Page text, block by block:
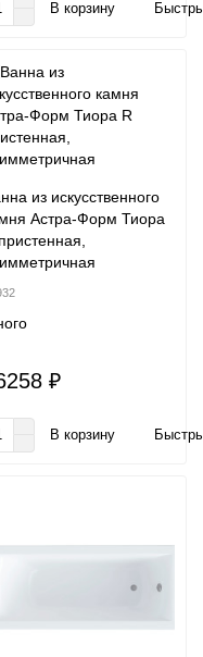
В корзину
из искусственного
Астра-Форм Тиора
₽
В корзину